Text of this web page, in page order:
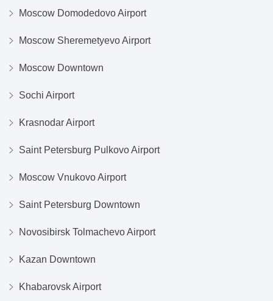
Moscow Domodedovo Airport
Moscow Sheremetyevo Airport
Moscow Downtown
Sochi Airport
Krasnodar Airport
Saint Petersburg Pulkovo Airport
Moscow Vnukovo Airport
Saint Petersburg Downtown
Novosibirsk Tolmachevo Airport
Kazan Downtown
Khabarovsk Airport